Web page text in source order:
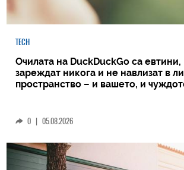
TECH
Очилата на DuckDuckGo са евтини,
зареждат никога и не навлизат в
пространство – и вашето, и
0 | 05.08.2026